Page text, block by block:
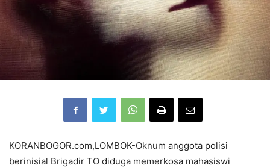
KORANBOGOR.com,LOMBOK-Oknum anggota polisi
berinisial Brigadir TO diduga memerkosa mahasiswi